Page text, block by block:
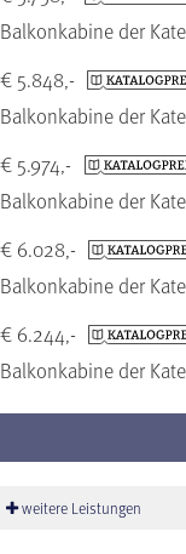
Balkonkabine der
Balkonkabine der
€ 5.848,-
Balkonkabine der
€ 5.974,-
Balkonkabine der
€ 6.028,-
Balkonkabine der
€ 6.244,-
weitere Leistungen